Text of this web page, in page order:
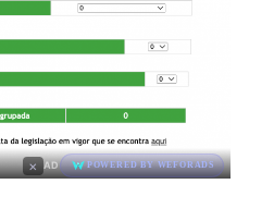
× AD POWERED BY WEFORADS